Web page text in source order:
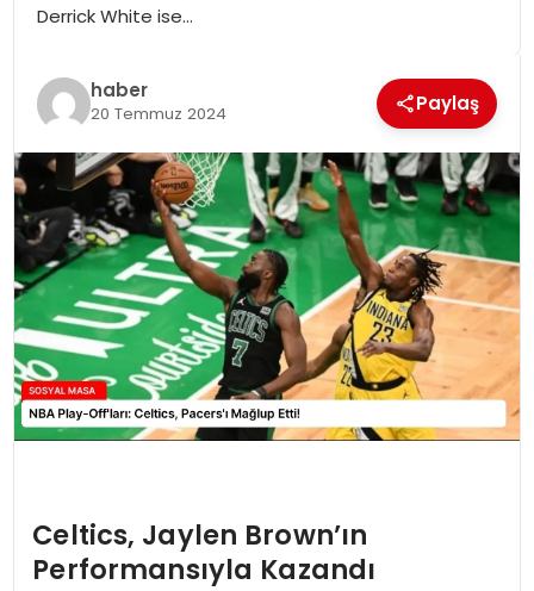
Derrick White ise…
haber
20 Temmuz 2024 Paylaş
Celtics, Jaylen Brown’ın
Performansıyla Kazandı